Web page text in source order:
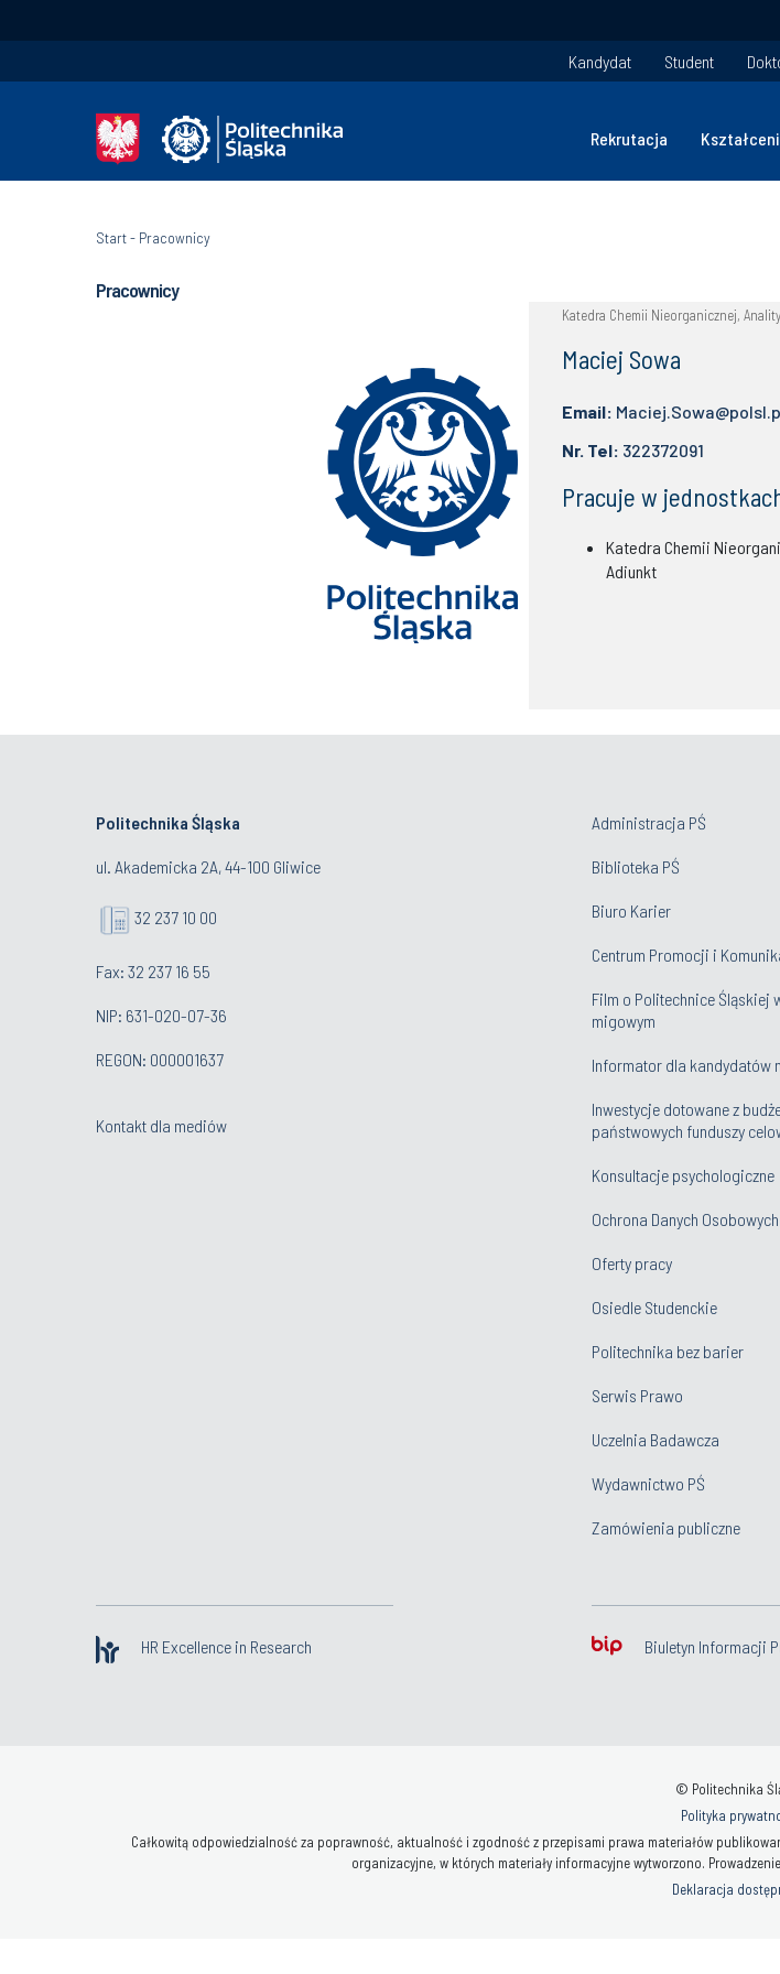
Kandydat
Student
Rekrutacja
Start- Pracownicy
Pracownicy
Katedra Chemii Nieorganicznej,
Maciej Sowa
Email:
Nr. Tel: 322372091
Pracuje w
Katedra Chemii
Adiunkt
Politechnika Śląska
ul. Akademicka 2A, 44-100 Gliwice
32 237 10 00
Fax: 32 237 16 55
NIP: 631-020-07-36
REGON: 000001637
Kontakt dla mediów
Administracja PŚ
Biblioteka PŚ
Biuro Karier
Centrum Promocji i
Film o Politechnice Śląskiej
migowym
Informator dla kandydatów
Inwestycje dotowane z
państwowych funduszy
Konsultacje psychologiczne
Ochrona Danych Osobowych
Oferty pracy
Osiedle Studenckie
Politechnika bez barier
Serwis Prawo
Uczelnia Badawcza
Wydawnictwo PŚ
Zamówienia publiczne
HR Excellence in Research Biuletyn Informacji
© Politechnika
Polityka
Całkowitą odpowiedzialność za poprawność, aktualność i zgodność z przepisami prawa materiałów
organizacyjne, w których materiały informacyjne wytworzono.
Deklaracja